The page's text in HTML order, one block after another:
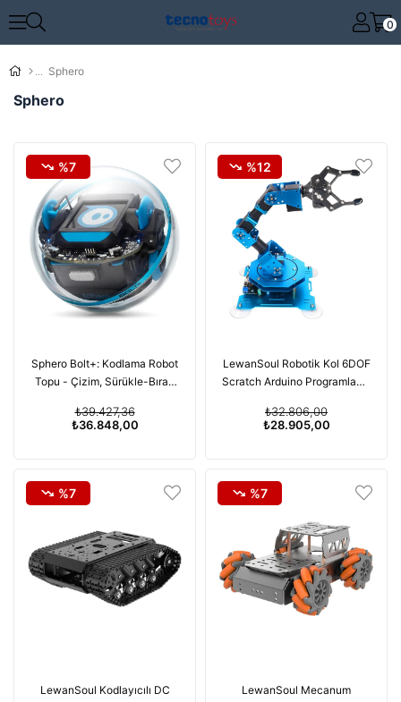
0
Sphero
Sphero
Sphero Bolt+: Kodlama Robot
Topu - Çizim, Sürükle-Bırak
ile Programlayın
₺36.848,00
₺39.427,36
%7
LewanSoul Robotik Kol 6DOF
Scratch Arduino Programlama
₺28.905,00
₺32.806,00
%12
LewanSoul Kodlayıcılı DC
%7
LewanSoul Mecanum
%7